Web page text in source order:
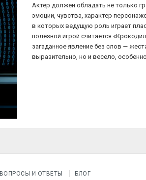
Актер должен обладать не только
эмоции, чувства, характер
в которых ведущую роль играет
полезной игрой считается
загаданное явление без слов —
выразительно, но и весело,
ВОПРОСЫ И ОТВЕТЫ БЛОГ